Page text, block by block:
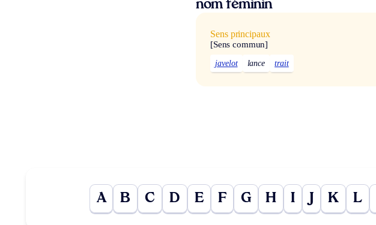
nom féminin
Sens principaux
[Sens commun]
javelot lance trait
A B C D E F G H I J K L